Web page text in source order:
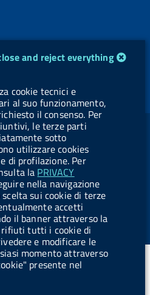
and reject everything
cookie tecnici e
al suo funzionamento,
il consenso. Per
le terze parti
sotto
utilizzare cookies
di profilazione. Per
la PRIVACY
nella navigazione
sui cookie di terze
accetti
il banner attraverso la
tutti i cookie di
e modificare le
momento attraverso
presente nel